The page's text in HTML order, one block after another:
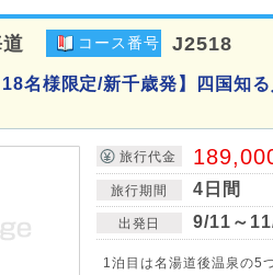
コース番号 J2518
18名様限定/新千歳発】四国知
旅行代金
旅行期間 4日間
出発日 9/11～
1泊目は名湯道後温泉の5